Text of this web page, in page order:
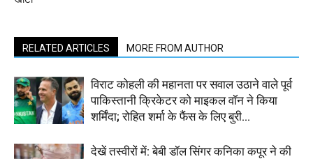
RELATED ARTICLES MORE FROM AUTHOR
विराट कोहली की महानता पर सवाल उठाने वाले पूर्व
पाकिस्तानी क्रिकेटर को माइकल वॉन ने किया
शर्मिंदा; रोहित शर्मा के फैंस के लिए बुरी...
देखें तस्वीरों में: बेबी डॉल सिंगर कनिका कपूर ने की